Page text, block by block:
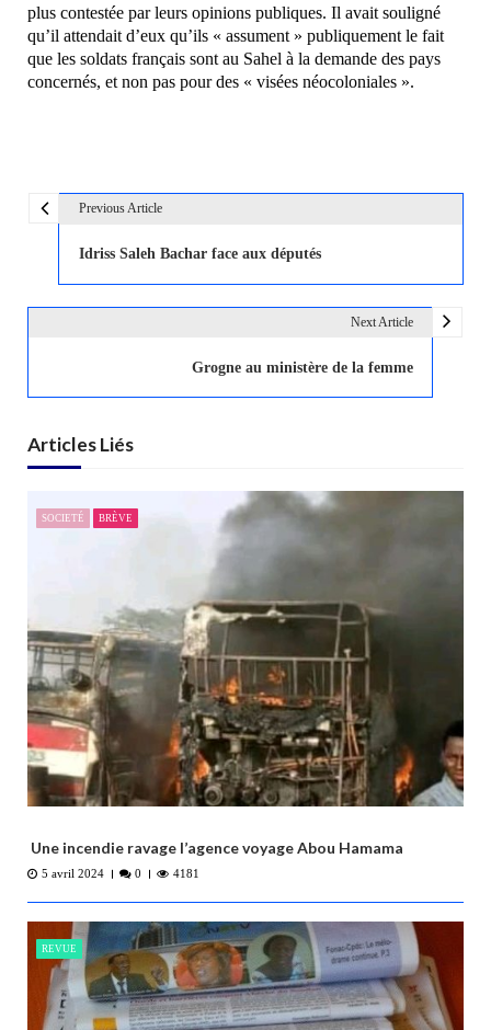
plus contestée par leurs opinions publiques. Il avait souligné
qu’il attendait d’eux qu’ils « assument » publiquement le fait
que les soldats français sont au Sahel à la demande des pays
concernés, et non pas pour des « visées néocoloniales ».
N
i
t
o
n
d
e
a
r
t
i
c
l
e
Previous Article
Idriss Saleh Bachar face aux députés
Next Article
Grogne au ministère de la femme
Articles Liés
SOCIETÉ BRÈVE
Une incendie ravage l’agence voyage Abou Hamama
5 avril 2024 0 4181
REVUE